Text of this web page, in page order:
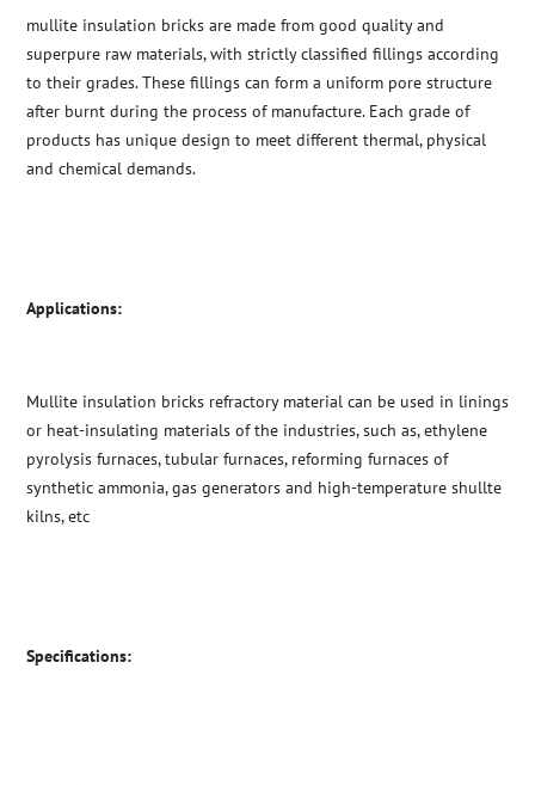
mullite insulation bricks are made from good quality and
superpure raw materials, with strictly classified fillings according
to their grades. These fillings can form a uniform pore structure
after burnt during the process of manufacture. Each grade of
products has unique design to meet different thermal, physical
and chemical demands.
Applications:
Mullite insulation bricks refractory material can be used in linings
or heat-insulating materials of the industries, such as, ethylene
pyrolysis furnaces, tubular furnaces, reforming furnaces of
synthetic ammonia, gas generators and high-temperature shullte
kilns, etc
Specifications: